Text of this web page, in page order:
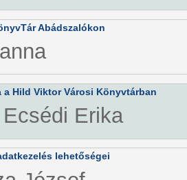
Abádszalókon
a Hild Viktor Városi Könyvtárban
Erika
lehetőségei